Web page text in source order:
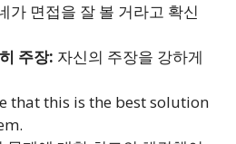
가 면접을 잘 볼 거라고 확신
주장: 자신의 주장을 강하게
that this is the best solution